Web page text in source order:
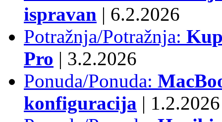
ispravan | 6.2.2026
Potražnja/Potražnja:
Pro | 3.2.2026
Ponuda/Ponuda:
konfiguracija | 1.2.2026